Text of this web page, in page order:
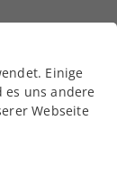
Einige
es uns andere
Webseite